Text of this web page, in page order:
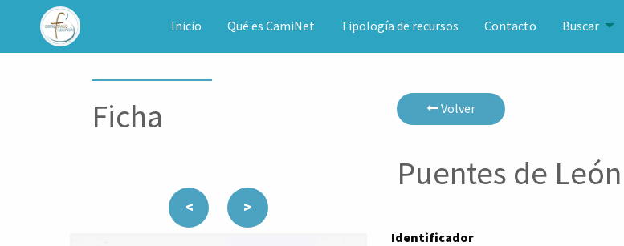
CAMINET Inicio Qué es CamiNet Tipología de recursos Contacto Buscar
Ficha Volver
Puentes de
< >
Identificador